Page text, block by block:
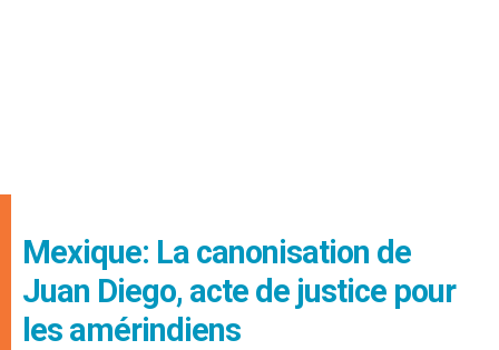
Mexique: La canonisation de
Juan Diego, acte de justice pour
les amérindiens